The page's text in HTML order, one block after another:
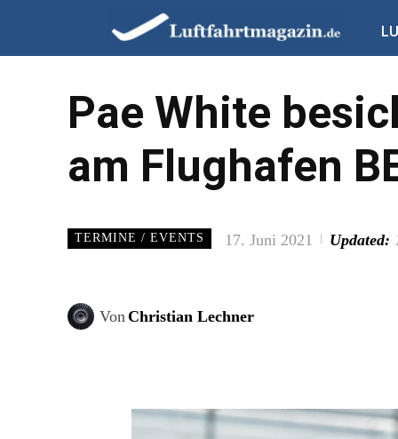
Pae White
am Flughafen
TERMINE / EVENTS 17. Juni 2021 Updated:
VonChristian Lechner